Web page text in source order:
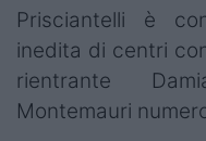
Prisciantelli è
inedita di centri
rientrante
Montemauri